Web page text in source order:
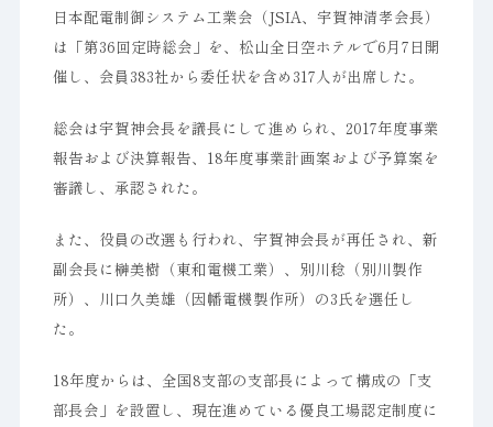
日本配電制御システム工業会（JSIA、宇賀神清孝会長）
は「第36回定時総会」を、松山全日空ホテルで6月7日開
催し、会員383社から委任状を含め317人が出席した。
総会は宇賀神会長を議長にして進められ、2017年度事業
報告および決算報告、18年度事業計画案および予算案を
審議し、承認された。
また、役員の改選も行われ、宇賀神会長が再任され、新
副会長に榊美樹（東和電機工業）、別川稔（別川製作
所）、川口久美雄（因幡電機製作所）の3氏を選任し
た。
18年度からは、全国8支部の支部長によって構成の「支
部長会」を設置し、現在進めている優良工場認定制度に